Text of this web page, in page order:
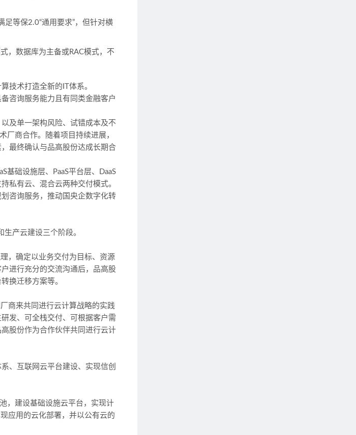
等保2.0“通用要求”，但针对横
，数据库为主备或RAC模式，不
技术打造全新的IT体系。
咨询服务能力且有同类金融客户
及单一架构风险、试错成本及不
厂商合作。随着项目持续进展，
最终确认与品高股份达成长期合
基础设施层、PaaS平台层、DaaS
私有云、混合云两种交付模式。
咨询服务，推动国央企数字化转
产云建设三个阶段。
，确定以业务交付为目标、资源
进行充分的交流沟通后，品高股
换迁移方案等。
商来共同进行云计算战略的实践
发、可全栈交付、可根据客户需
股份作为合作伙伴共同进行云计
、互联网云平台建设、实现信创
，建设基础设施云平台，实现计
应用的云化部署，并以公有云的